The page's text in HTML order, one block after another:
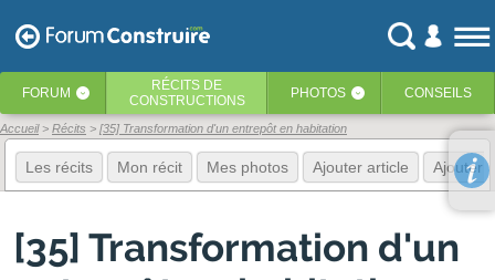
FORUM ‹ RÉCITS DE
CONSTRUCTIONS
PHOTOS ‹ CONSEILS
Accueil Récits [35] Transformation d'un entrepôt en habitation
Les récits Mon récit Mes photos Ajouter article Ajouter
[35] Transformation d'un